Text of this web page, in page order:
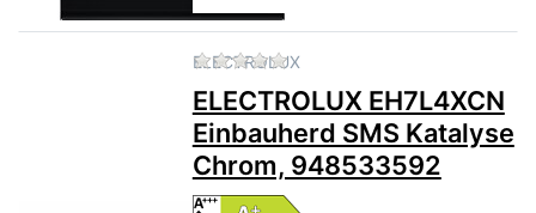
ELECTROLUXZu diesem Produkt liegen
ELECTROLUX EH7L4XCN
Einbauherd SMS Katalyse
Chrom, 948533592